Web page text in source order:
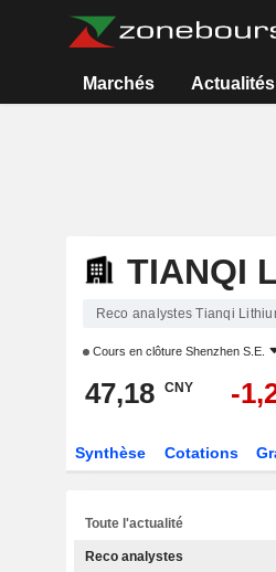
Marchés Actualités
TIANQI
Reco analystes Tianqi
Cours en clôture Shenzhen S.E.
47,18 CNY -
Synthèse Cotations
Toute l'actualité
Reco analystes